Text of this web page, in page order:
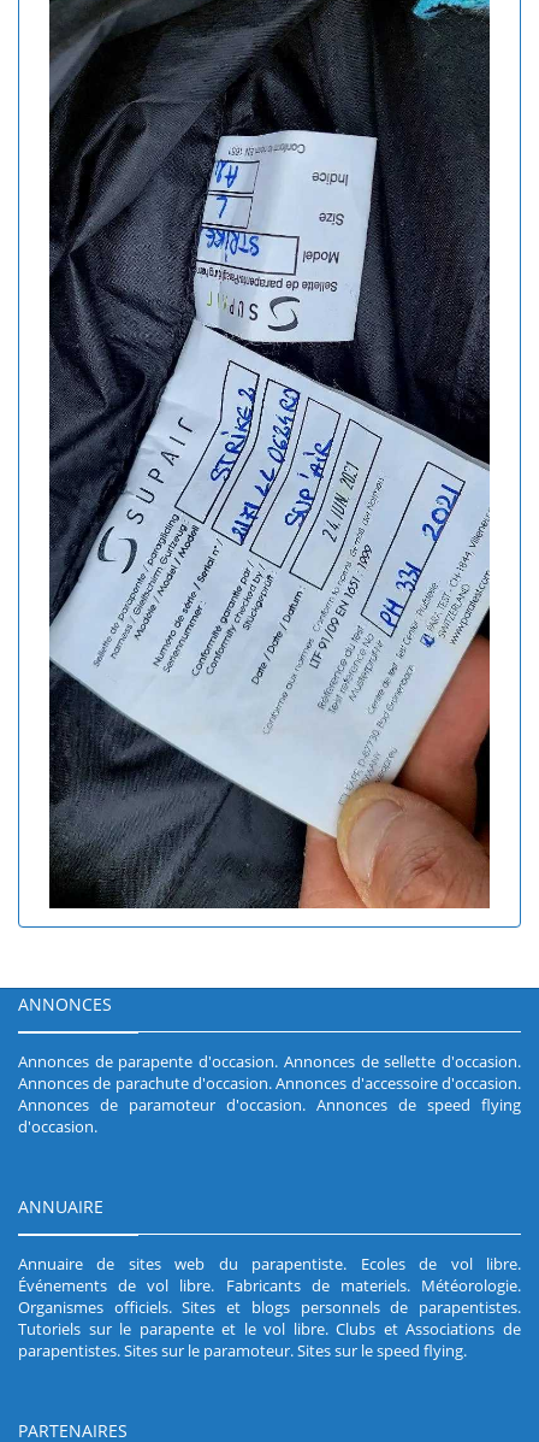
ANNONCES
Annonces de parapente d'occasion. Annonces de sellette d'occasion.
Annonces de parachute d'occasion.Annonces d'accessoire d'occasion.
Annonces de paramoteur d'occasion. Annonces de speed flying
d'occasion.
ANNUAIRE
Annuaire de sites web du parapentiste. Ecoles de vol libre.
Événements de vol libre. Fabricants de materiels. Météorologie.
Organismes officiels.Sites et blogs personnels de parapentistes.
Tutoriels sur le parapente et le vol libre.Clubs et Associations de
parapentistes.Sites sur le paramoteur.Sites sur le speed flying.
PARTENAIRES